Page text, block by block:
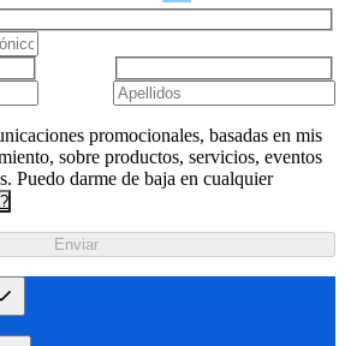
promocionales, basadas en mis
sobre productos, servicios, eventos
Puedo darme de baja en cualquier
Enviar